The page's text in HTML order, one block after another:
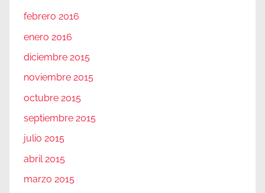
febrero 2016
enero 2016
diciembre 2015
noviembre 2015
octubre 2015
septiembre 2015
julio 2015
abril 2015
marzo 2015